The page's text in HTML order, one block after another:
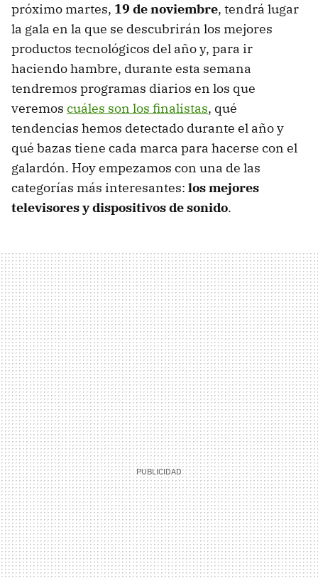
próximo martes, 19 de noviembre, tendrá lugar
la gala en la que se descubrirán los mejores
productos tecnológicos del año y, para ir
haciendo hambre, durante esta semana
tendremos programas diarios en los que
veremos cuáles son los finalistas, qué
tendencias hemos detectado durante el año y
qué bazas tiene cada marca para hacerse con el
galardón. Hoy empezamos con una de las
categorías más interesantes: los mejores
televisores y dispositivos de sonido.